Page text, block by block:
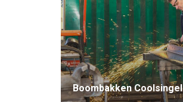
Boombakken Coolsingel